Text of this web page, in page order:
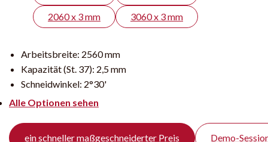
2060 x 3 mm
3060 x 3 mm
Arbeitsbreite: 2560 mm
Kapazität (St. 37): 2,5 mm
Schneidwinkel: 2°30'
Alle Optionen sehen
ein schneller maßgeschneiderter Preis Demo-